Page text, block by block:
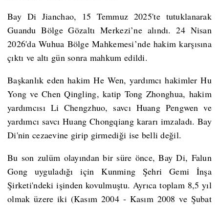
Bay Di Jianchao, 15 Temmuz 2025'te tutuklanarak
Guandu Bölge Gözaltı Merkezi’ne alındı. 24 Nisan
2026'da Wuhua Bölge Mahkemesi’nde hakim karşısına
çıktı ve altı gün sonra mahkum edildi.
Başkanlık eden hakim He Wen, yardımcı hakimler Hu
Yong ve Chen Qingling, katip Tong Zhonghua, hakim
yardımcısı Li Chengzhuo, savcı Huang Pengwen ve
yardımcı savcı Huang Chongqiang kararı imzaladı. Bay
Di'nin cezaevine girip girmediği ise belli değil.
Bu son zulüm olayından bir süre önce, Bay Di, Falun
Gong uyguladığı için Kunming Şehri Gemi İnşa
Şirketi'ndeki işinden kovulmuştu. Ayrıca toplam 8,5 yıl
olmak üzere iki (Kasım 2004 - Kasım 2008 ve Şubat